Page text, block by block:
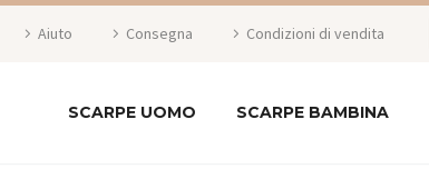
Aiuto Consegna Condizioni di vendita
SCARPE UOMO SCARPE BAMBINA